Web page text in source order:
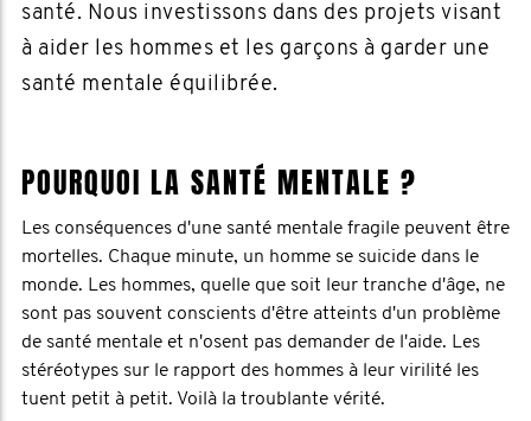
santé. Nous investissons dans des projets visant
à aider les hommes et les garçons à garder une
santé mentale équilibrée.
POURQUOI LA SANTÉ MENTALE ?
Les conséquences d'une santé mentale fragile peuvent être
mortelles. Chaque minute, un homme se suicide dans le
monde. Les hommes, quelle que soit leur tranche d'âge, ne
sont pas souvent conscients d'être atteints d'un problème
de santé mentale et n'osent pas demander de l'aide. Les
stéréotypes sur le rapport des hommes à leur virilité les
tuent petit à petit. Voilà la troublante vérité.